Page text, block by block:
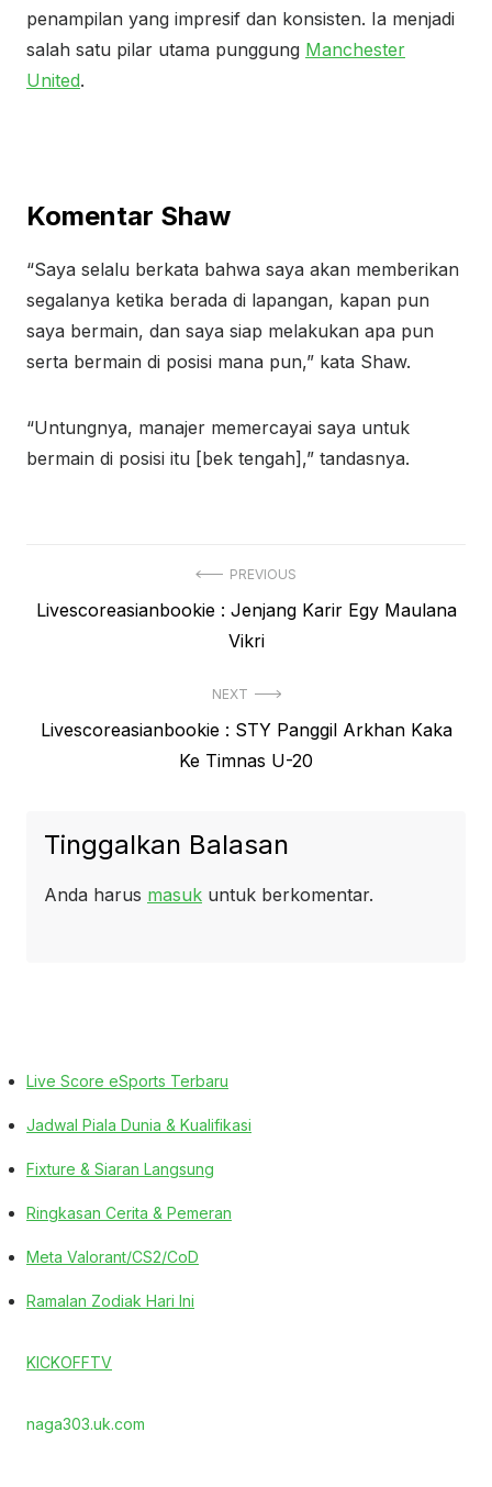
penampilan yang impresif dan konsisten. Ia menjadi
salah satu pilar utama punggung Manchester
United.
Komentar Shaw
“Saya selalu berkata bahwa saya akan memberikan
segalanya ketika berada di lapangan, kapan pun
saya bermain, dan saya siap melakukan apa pun
serta bermain di posisi mana pun,” kata Shaw.
“Untungnya, manajer memercayai saya untuk
bermain di posisi itu [bek tengah],” tandasnya.
pos
PREVIOUS
Previous
Livescoreasianbookie : Jenjang Karir Egy Maulana
Vikri
NEXT
Next
Livescoreasianbookie : STY Panggil Arkhan Kaka
Ke Timnas U-20
Tinggalkan Balasan
Anda harus masuk untuk berkomentar.
Live Score eSports Terbaru
Jadwal Piala Dunia & Kualifikasi
Fixture & Siaran Langsung
Ringkasan Cerita & Pemeran
Meta Valorant/CS2/CoD
Ramalan Zodiak Hari Ini
KICKOFFTV
naga303.uk.com